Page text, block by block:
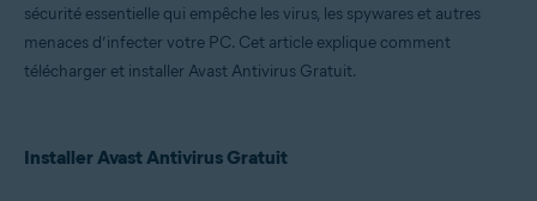
Avast Antivirus Gratuit 24.x pour Windows
Microsoft Windows 8/Professionnel/Entreprise (32/64 bits)
sécurité essentielle qui empêche les virus, les spywares et autres
menaces d’infecter votre PC. Cet article explique comment
télécharger et installer Avast Antivirus Gratuit.
Installer Avast Antivirus Gratuit